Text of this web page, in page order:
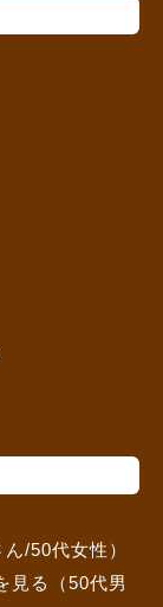
/50代女性）
見る（50代男